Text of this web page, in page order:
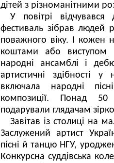
дітей з різноманітними
У повітрі
фестиваль зібрав людей
поважного віку. І кожен
коштами або виступом
народні ансамблі і
артистичні здібності у
включала народні
композиції. Понад
подарували глядачам
Завітав із столиці на
Заслужений артист
пісні й танцю НГУ,
Конкурсна суддівська